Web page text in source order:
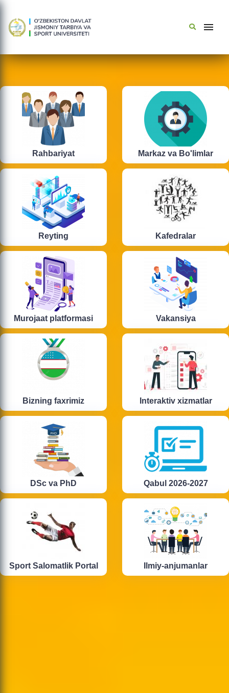
Rahbariyat Markaz va Bo'limlar
Reyting Kafedralar
Murojaat platformasi Vakansiya
Bizning faxrimiz Interaktiv xizmatlar
DSc va PhD Qabul 2026-2027
Sport Salomatlik Portal Ilmiy-anjumanlar